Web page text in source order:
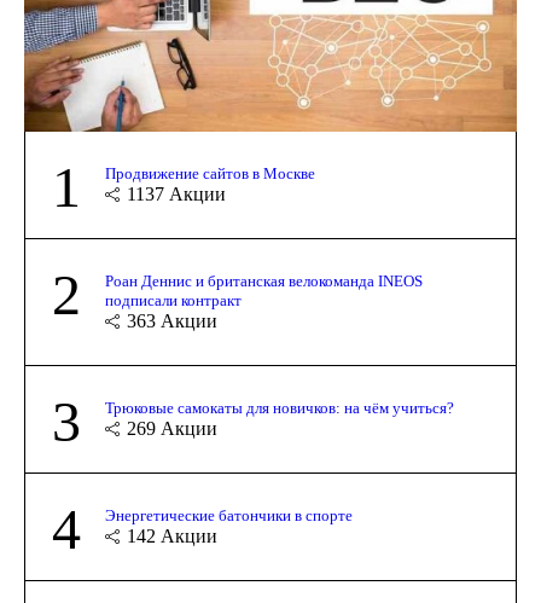
1 Продвижение сайтов в Москве
1137 Акции
2
Роан Деннис и британская велокоманда INEOS
подписали контракт
363 Акции
3 Трюковые самокаты для новичков: на чём учиться?
269 Акции
4 Энергетические батончики в спорте
142 Акции